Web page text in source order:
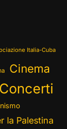
Italia-Cuba
Cinema
Concerti
la Palestina